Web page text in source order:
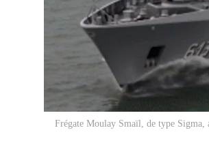
Frégate Moulay Smaïl, de type Sigma,